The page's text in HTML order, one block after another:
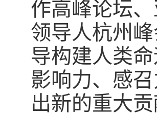
作高峰论坛
领导人杭州
导构建人类
影响力、感
出新的重大贡